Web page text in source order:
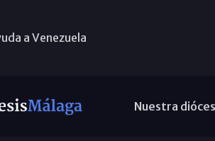
a Venezuela
Nuestra